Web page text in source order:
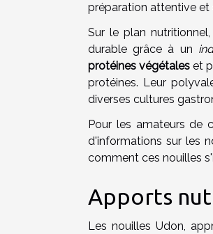
préparation attentive et
Sur le plan
durable grâce à un
protéines végétales et
protéines. Leur
diverses cultures
Pour les amateurs de
d'informations sur les
comment ces nouilles
Apports
Les nouilles Udon,